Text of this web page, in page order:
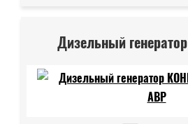
Дизельный